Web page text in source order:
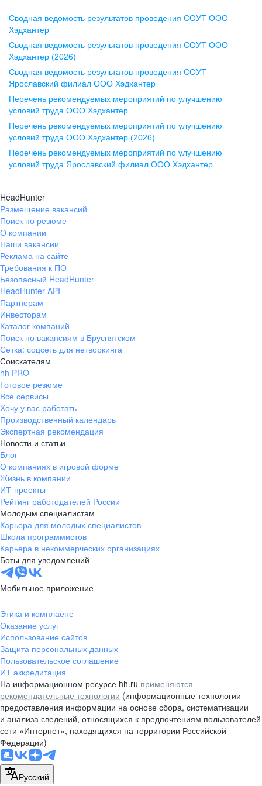
Воронеж
ул. Комиссаржевской, д. 10,
офис 1212
+7 473 280-05-05
pr@vrn.hh.ru
ул. Спартаковская, д. 2А, этаж 3,
помещение 15
+7 843 212-12-50
Екатеринбург
ул. Боевых Дружин, стр. 20,
+7 343 226-79-99
pr@ural.hh.ru
ул. Янковского, д. 169, 7 этаж,
706 каб.
+7 861 205-55-57
pr@krd.hh.ru
Владивосток
пер. Ланинский д. 4, офис 3.4
+7 423 202-33-28
pr@dv.hh.ru
Новосибирск
ул. Большевистская, д. 35,
помещение 21
+7 383 207-94-64
pr@nsk.hh.ru
Минск
пр-т Дзержинского, д. 57,
10 этаж, помещение 45-1
pr@rabota.by
Алматы
пр. Абая, д. 151, БЦ Алатау,
12 этаж, офис 1209
+7 727 232-13-13
pr@headhunter.com.kz
Сводная ведомость результатов проведения СОУТ ООО
Хэдхантер
Сводная ведомость результатов проведения СОУТ ООО
Хэдхантер (2026)
Сводная ведомость результатов проведения СОУТ
Ярославский филиал ООО Хэдхантер
Перечень рекомендуемых мероприятий по улучшению
условий труда ООО Хэдхантер
Перечень рекомендуемых мероприятий по улучшению
условий труда ООО Хэдхантер (2026)
Перечень рекомендуемых мероприятий по улучшению
условий труда Ярославский филиал ООО Хэдхантер
HeadHunter
Размещение вакансий
Поиск по резюме
О компании
Наши вакансии
Реклама на сайте
Требования к ПО
Безопасный HeadHunter
HeadHunter API
Партнерам
Инвесторам
Каталог компаний
Поиск по вакансиям в Бруснятском
Сетка: соцсеть для нетворкинга
Соискателям
hh PRO
Готовое резюме
Все сервисы
Хочу у вас работать
Производственный календарь
Экспертная рекомендация
Новости и статьи
Блог
О компаниях в игровой форме
Жизнь в компании
ИТ-проекты
Рейтинг работодателей России
Молодым специалистам
Карьера для молодых специалистов
Школа программистов
Карьера в некоммерческих организациях
Боты для уведомлений
Мобильное приложение
Этика и комплаенс
Оказание услуг
Использование сайтов
Защита персональных данных
Пользовательское соглашение
ИТ аккредитация
На информационном ресурсе hh.ru применяются
рекомендательные технологии (информационные технологии
предоставления информации на основе сбора, систематизации
и анализа сведений, относящихся к предпочтениям пользователей
сети «Интернет», находящихся на территории Российской
Федерации)
Русский